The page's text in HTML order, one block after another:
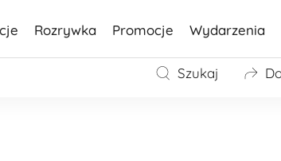
Rozrywka Promocje Wydarzenia
Szukaj